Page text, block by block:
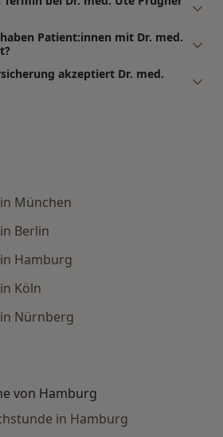
Patient:innen mit Dr. med.
akzeptiert Dr. med.
München
Berlin
Hamburg
Köln
Nürnberg
von Hamburg
in Hamburg